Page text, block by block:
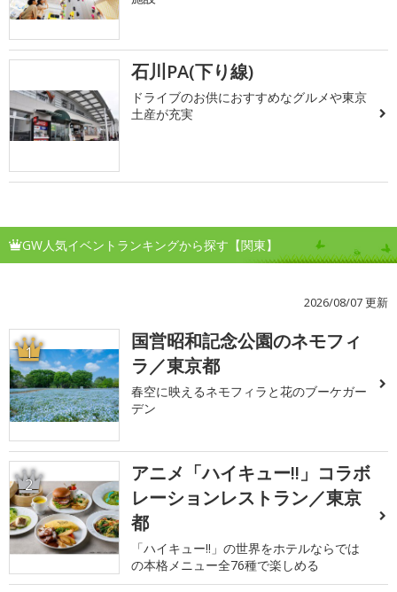
石川PA(下り線)
ドライブのお供におすすめなグルメや東京
土産が充実
GW人気イベントランキングから探す【関東】
2026/08/07 更新
1
国営昭和記念公園のネモフィ
ラ／東京都
春空に映えるネモフィラと花のブーケガー
デン
2
アニメ「ハイキュー!!」コラボ
レーションレストラン／東京
都
「ハイキュー!!」の世界をホテルならでは
の本格メニュー全76種で楽しめる